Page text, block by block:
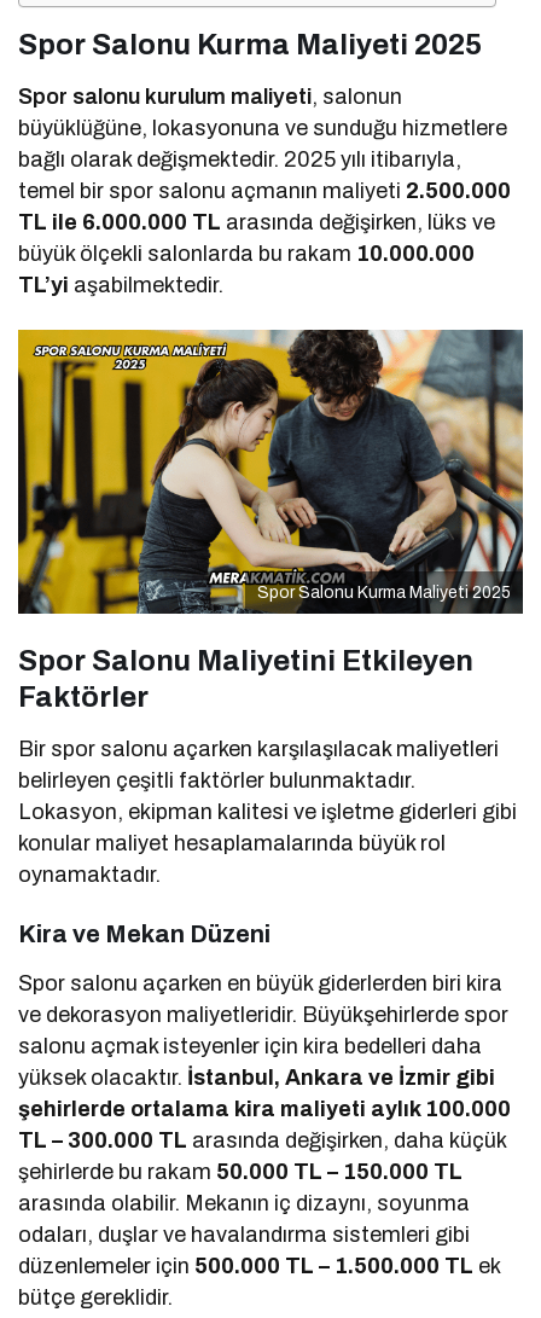
Spor Salonu Kurma Maliyeti 2025
Spor salonu kurulum maliyeti, salonun
büyüklüğüne, lokasyonuna ve sunduğu hizmetlere
bağlı olarak değişmektedir. 2025 yılı itibarıyla,
temel bir spor salonu açmanın maliyeti 2.500.000
TL ile 6.000.000 TL arasında değişirken, lüks ve
büyük ölçekli salonlarda bu rakam 10.000.000
TL’yi aşabilmektedir.
Spor Salonu Kurma Maliyeti 2025
Spor Salonu Maliyetini Etkileyen
Faktörler
Bir spor salonu açarken karşılaşılacak maliyetleri
belirleyen çeşitli faktörler bulunmaktadır.
Lokasyon, ekipman kalitesi ve işletme giderleri gibi
konular maliyet hesaplamalarında büyük rol
oynamaktadır.
Kira ve Mekan Düzeni
Spor salonu açarken en büyük giderlerden biri kira
ve dekorasyon maliyetleridir. Büyükşehirlerde spor
salonu açmak isteyenler için kira bedelleri daha
yüksek olacaktır. İstanbul, Ankara ve İzmir gibi
şehirlerde ortalama kira maliyeti aylık 100.000
TL – 300.000 TL arasında değişirken, daha küçük
şehirlerde bu rakam 50.000 TL – 150.000 TL
arasında olabilir. Mekanın iç dizaynı, soyunma
odaları, duşlar ve havalandırma sistemleri gibi
düzenlemeler için 500.000 TL – 1.500.000 TL ek
bütçe gereklidir.